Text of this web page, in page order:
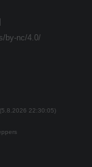
by-nc/4.0/
22:30:05)